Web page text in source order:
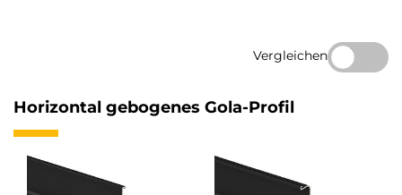
Vergleichen
Horizontal gebogenes Gola-Profil